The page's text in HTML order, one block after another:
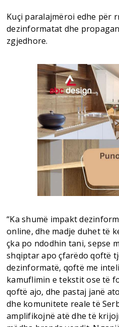
Kuçi paralajmëroi edhe për
dezinformatat dhe
zgjedhore.
“Ka shumë impakt
online, dhe madje duhet të
çka po ndodhin tani, sepse
shqiptar apo çfarëdo qoftë
dezinformatë, qoftë me
kamuflimin e tekstit ose të
qoftë ajo, dhe pastaj janë
dhe komunitete reale të
amplifikojnë atë dhe të